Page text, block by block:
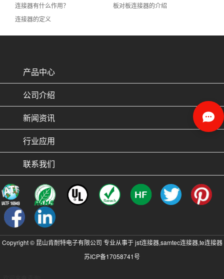
连接器有什么作用？
板对板连接器的介绍
连接器的定义
产品中心
公司介绍
新闻资讯
行业应用
联系我们
Copyright © 昆山肯耐特电子有限公司 专业从事于jst连接器,samtec连接器,te连接器
苏ICP备17058741号